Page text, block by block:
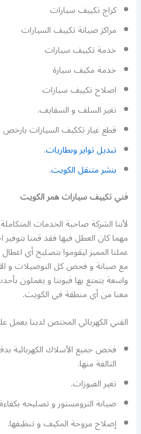
كراج تكييف سيارات
مراكز صيانة تكييف السيارات
خدمة تكييف سيارات
خدمة مكيف سيارة
اصلاح تكييف سيارات
تغير السلف و السفايف.
قطع غيار تككيف السيارات بارخص
تبديل تواير وبطاريات.
بنشر متنقل الكويت.
فني تكييف سيارات همر الكويت
لأننا الشركة صاحبة الخدمات
مهما كان العطل فيها فقد قمنا
عملنا المميز ليقوموا بتصليح أي
مع صيانة و فحص كل التوصيلات و
واسعة يتمتع بها فيوننا و يعملون
معنا من أي منطقة في الكويت.
الفني الكهربائي المختص لدينا يعمل
فحص جميع الأسلاك الكهربائية
التالفة منها.
تغير الفيوزات.
صيانة الترومستور و تصليحه
إصلاح مروحة المكيف و تنظيفها.